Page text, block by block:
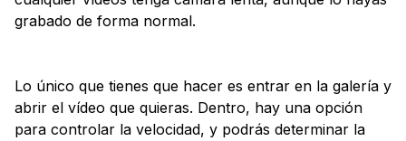
grabado de forma normal.
Lo único que tienes que hacer es entrar en la galería y
abrir el vídeo que quieras. Dentro, hay una opción
para controlar la velocidad, y podrás determinar la